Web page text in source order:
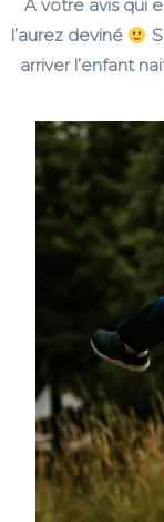
A votre avis qui
l’aurez deviné
arriver l’enfant